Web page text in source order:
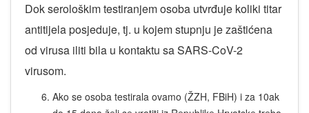
Dok serološkim testiranjem osoba utvrđuje koliki titar
antitijela posjeduje, tj. u kojem stupnju je zaštićena
od virusa iliti bila u kontaktu sa SARS-CoV-2
virusom.
Ako se osoba testirala ovamo (ŽZH, FBiH) i za 10ak